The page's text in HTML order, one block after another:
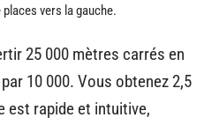
vers la gauche.
25 000 mètres carrés en
10 000. Vous obtenez 2,5
est rapide et intuitive,